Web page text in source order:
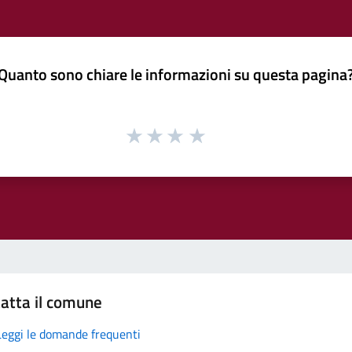
sono chiare le informazioni su questa
il comune
le domande frequenti